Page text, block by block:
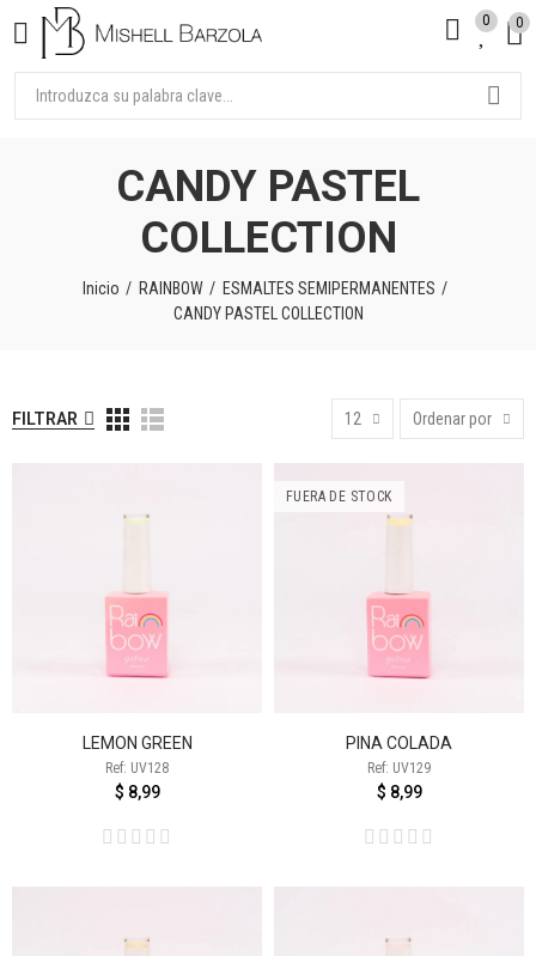
0 0
CANDY PASTEL
COLLECTION
Inicio RAINBOW
ESMALTES SEMIPERMANENTES
CANDY PASTEL COLLECTION
FILTRAR 12 Ordenar por
LEMON GREEN
Ref: UV128
$ 8,99
FUERA DE STOCK
PINA COLADA
Ref: UV129
$ 8,99